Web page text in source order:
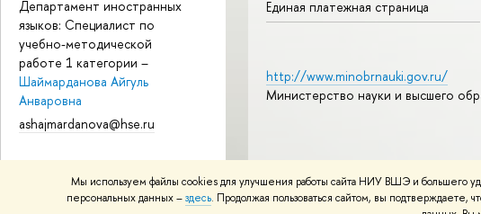
Мы используем файлы cookies для улучшения работы сайта НИУ ВШЭ и большего
персональных данных –здесь. Продолжая пользоваться сайтом, вы
Департамент иностранных
языков: Специалист по
учебно-методической
работе 1 категории –
Шаймарданова Айгуль
Анваровна
ashajmardanova@hse.ru
Единая платежная страница
http://www.minobrnauki.gov.ru/
Министерство науки и высшего
Политика конфиденциальностиКарта